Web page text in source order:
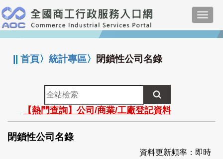
跳
到
主
要
:::
||首頁〉統計專區〉 閉鎖性公司名錄
全
站
檢
索
【熱門查詢】公司/商業/工廠登記資料
閉鎖性公司名錄
資料更新頻率：即時